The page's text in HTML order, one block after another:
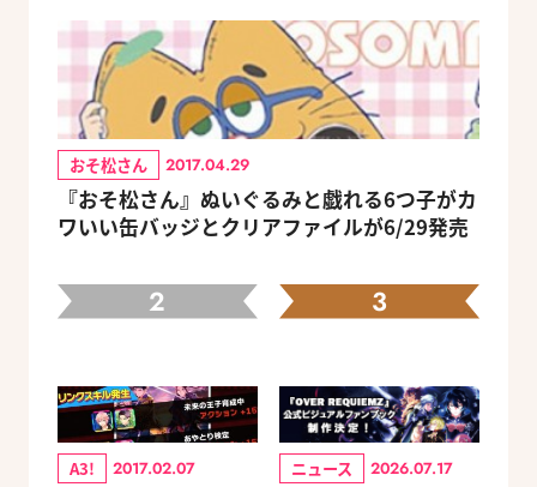
おそ松さん 2017.04.29
『おそ松さん』ぬいぐるみと戯れる6つ子がカ
ワいい缶バッジとクリアファイルが6/29発売
2
A3! 2017.02.07
3
ニュース 2026.07.17